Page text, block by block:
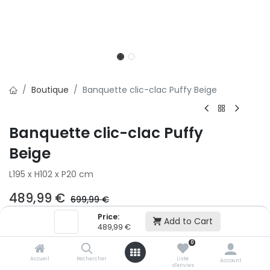
Price:
489,99 € Add to Cart
Accueil Rechercher
0
Liste
d'envies
Account
Boutique Banquette clic-clac Puffy Beige
Banquette clic-clac Puffy
Beige
L195 x H102 x P20 cm
489,99 € 699,99€
500,01 € puis 2 x 499,99 € (sans frais)